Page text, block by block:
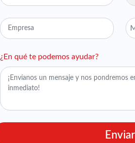
¿En qué te podemos ayudar?
Enviar